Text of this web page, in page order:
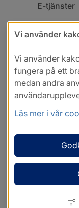
E-tjänster
Vi använder
Vi använder
fungera på ett
medan andra
Läs mer i vår